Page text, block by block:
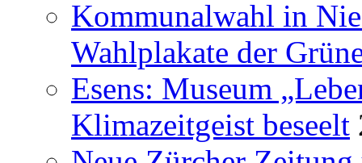
Kommunalwahl in
Wahlplakate der
Esens: Museum
Klimazeitgeist beseelt